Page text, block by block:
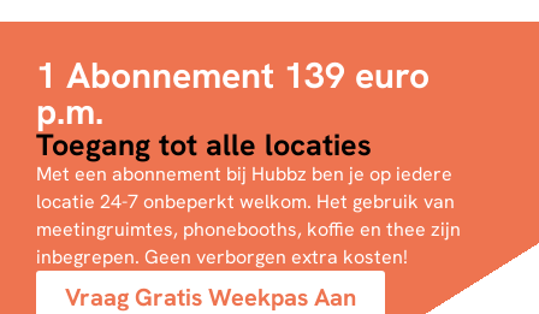
1 Abonnement 139 euro
p.m.
Toegang tot alle locaties
Met een abonnement bij Hubbz ben je op iedere
locatie 24-7 onbeperkt welkom. Het gebruik van
meetingruimtes, phonebooths, koffie en thee zijn
inbegrepen. Geen verborgen extra kosten!
Vraag Gratis Weekpas Aan